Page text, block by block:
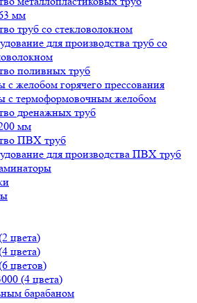
мм
труб со стекловолокном
для производства труб со
поливных труб
с желобом горячего прессования
с термоформовочным желобом
дренажных труб
мм
ПВХ труб
для производства ПВХ труб
цвета)
цвета)
цветов)
(4 цвета)
барабаном